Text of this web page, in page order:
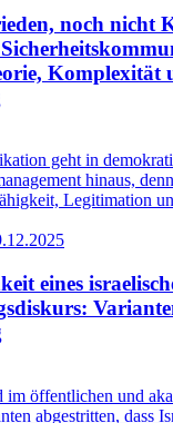
noch nicht
Komplexität
geht in
hinaus,
Legitimation
eines
öffentlichen und
abgestritten, dass